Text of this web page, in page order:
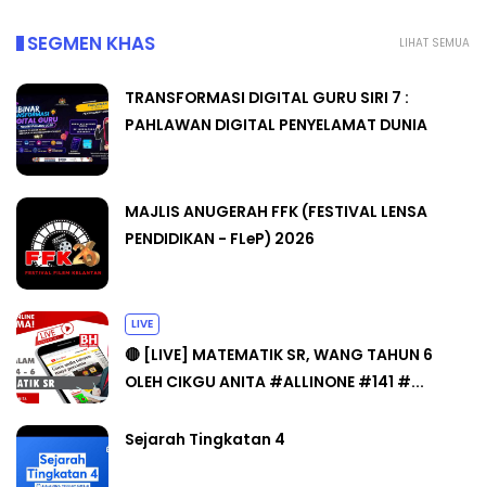
LIHAT SEMUA
SEGMEN KHAS
TRANSFORMASI DIGITAL GURU SIRI 7 :
PAHLAWAN DIGITAL PENYELAMAT DUNIA
MAJLIS ANUGERAH FFK (FESTIVAL LENSA
PENDIDIKAN - FLeP) 2026
LIVE
🔴 [LIVE] MATEMATIK SR, WANG TAHUN 6
OLEH CIKGU ANITA #ALLINONE #141 #...
Sejarah Tingkatan 4